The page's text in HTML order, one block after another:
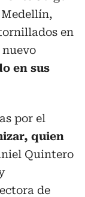
en
nuevo
en sus
por el
quien
Quintero
de